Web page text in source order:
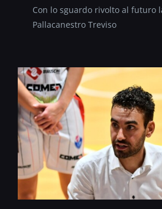
Con lo sguardo rivolto al futuro
Pallacanestro Treviso